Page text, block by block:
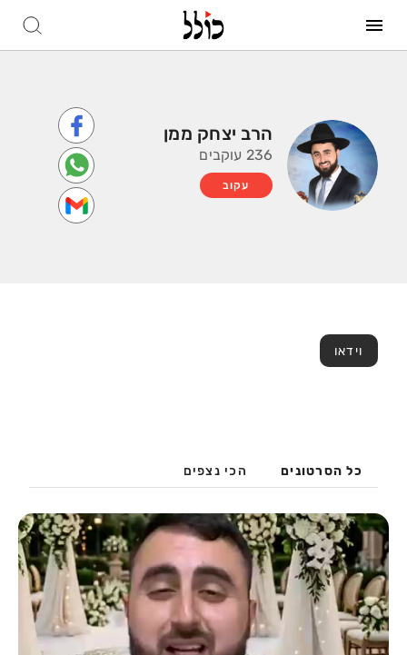
הרב יצחק ממן
236 עוקבים
עקוב
וידאו
כל הסרטונים הכי נצפים